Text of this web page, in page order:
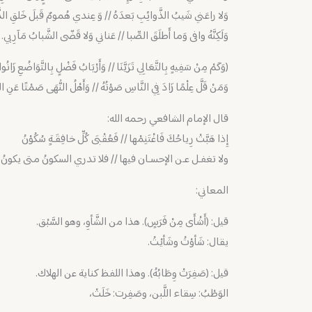
وَلا راعَني شَيبُ الذَّوائِبِ بَعدَهُ // وَ عِندي هُمومٌ قَبلَ خَلقِ
وَلَكِنَّهُ وافى وَما أَطلَقَ الصِّبا // عَناني وَلا قَضّى الشَّبابُ مَآرِبي.
(وَكَمْ مِنْ سَفِيهٍ بِالتَّعَالِي تَزَيَّنَا // وَأَرْبَابُ فَضْلٍ بِالتَّوَاضُعِ زَانُوا
وَمَنْ قَلَّ عِلْمًا زَادَ فِي النَّاسِ صَوْتُهُ // وَأَهْلُ النُّهَى صَمْتًا عَنِ
قال الإمام الشافعي رحمه الله:
‏إِذا هَبَّتْ رِياحُكَ فَاغْتَنِمْها // فَعُقْبَى كُلِّ خافِقَـةٍ سُكُوْنُ
ولا تغفـل عـن الإحسـان فيها // فلا تدري السكونُ متى يكونُ
المعاني:
قيل: (أَشْأَى مِنْ فَرَسٍ). هذا من الشَّأوِ، وهو السَّبْق.
يقال: شَأوْتُ وشَأيْتُ.
قيل: (صَفِرَتْ وِطَابُهُ). وهذا اللفظ كناية عن الهلاك.
الوَطْبُ: سِقاء اللَّبن، وصَفِرت: خَلَتْ،